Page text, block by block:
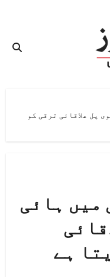
پل علاقائی ترقی کو
میں ہائی
ہے